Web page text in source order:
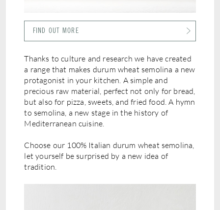
FIND OUT MORE
Thanks to culture and research we have created
a range that makes durum wheat semolina a new
protagonist in your kitchen. A simple and
precious raw material, perfect not only for bread,
but also for pizza, sweets, and fried food. A hymn
to semolina, a new stage in the history of
Mediterranean cuisine.
Choose our 100% Italian durum wheat semolina,
let yourself be surprised by a new idea of
tradition.